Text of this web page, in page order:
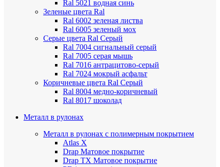
Ral 5021 водная синь
Зеленые цвета Ral
Ral 6002 зеленая листва
Ral 6005 зеленый мох
Серые цвета Ral Серый
Ral 7004 сигнальный серый
Ral 7005 серая мышь
Ral 7016 антрацитово-серый
Ral 7024 мокрый асфальт
Коричневые цвета Ral Серый
Ral 8004 медно-коричневый
Ral 8017 шоколад
Металл в рулонах
Металл в рулонах с полимерным покрытием
Atlas X
Drap Матовое покрытие
Drap TX Матовое покрытие